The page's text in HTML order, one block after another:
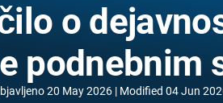
o
podnebnim
20 May 2026 Modified 04 Jun